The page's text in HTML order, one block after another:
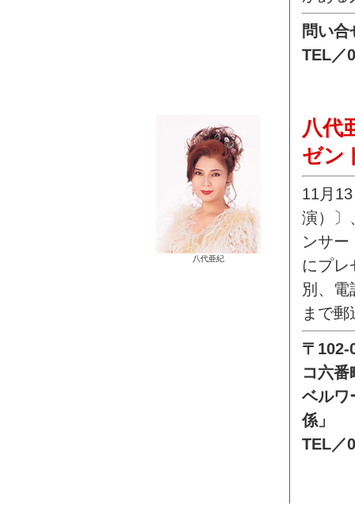
問い
TEL／
八代亜紀
八代
ゼン
11月
演）〕
ンサー
にプレ
別、電
まで
〒102-
コ六番
ベルワ
係」
TEL／